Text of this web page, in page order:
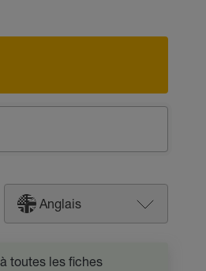
Anglais
toutes les fiches